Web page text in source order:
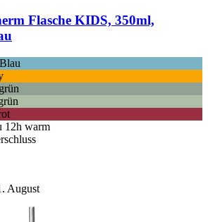
Flasche KIDS, 350ml,
12h warm
August